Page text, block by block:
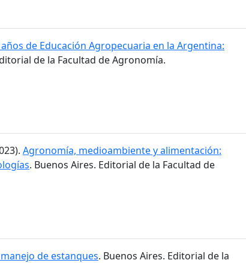
de Educación Agropecuaria en la Argentina:
de la Facultad de Agronomía.
Agronomía, medioambiente y alimentación:
. Buenos Aires. Editorial de la Facultad de
de estanques. Buenos Aires. Editorial de la